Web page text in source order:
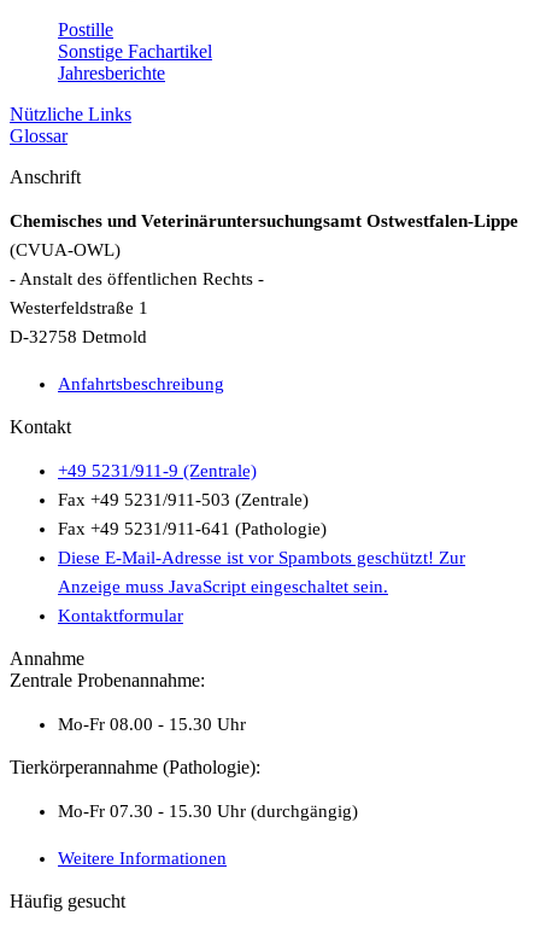
Postille
Sonstige Fachartikel
Jahresberichte
Nützliche Links
Glossar
Anschrift
Chemisches und Veterinäruntersuchungsamt Ostwestfalen-Lippe
(CVUA-OWL)
- Anstalt des öffentlichen Rechts -
Westerfeldstraße 1
D-32758 Detmold
Anfahrtsbeschreibung
Kontakt
+49 5231/911-9 (Zentrale)
Fax +49 5231/911-503 (Zentrale)
Fax +49 5231/911-641 (Pathologie)
Diese E-Mail-Adresse ist vor Spambots geschützt! Zur
Anzeige muss JavaScript eingeschaltet sein.
Kontaktformular
Annahme
Zentrale Probenannahme:
Mo-Fr 08.00 - 15.30 Uhr
Tierkörperannahme (Pathologie):
Mo-Fr 07.30 - 15.30 Uhr (durchgängig)
Weitere Informationen
Häufig gesucht